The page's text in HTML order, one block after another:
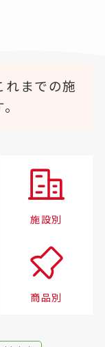
れまでの施
施設別
商品別